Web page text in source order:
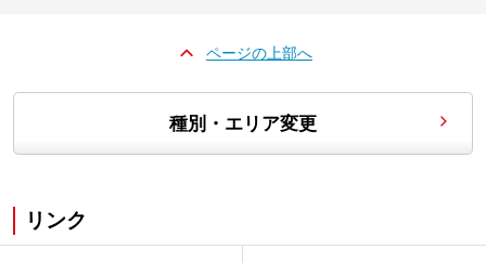
ページの上部へ
種別・エリア変更
リンク